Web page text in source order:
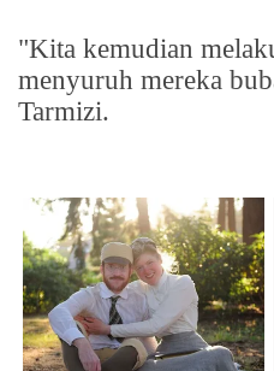
"Kita kemudian
menyuruh mereka
Tarmizi.